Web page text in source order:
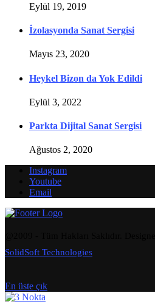
Eylül 19, 2019
İzolasyonda Sanat Sergisi
Mayıs 23, 2020
Heykel Bizon da Yok Edildi
Eylül 3, 2022
Parkta Dijital Sanat Sergisi
Ağustos 2, 2020
Instagram
Youtube
Email
SolidSoft Technologies
En üste çık